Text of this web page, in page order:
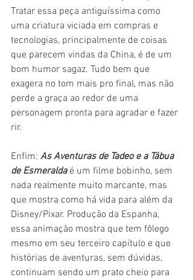
Tratar essa peça antiguíssima como
uma criatura viciada em compras e
tecnologias, principalmente de coisas
que parecem vindas da China, é de um
bom humor sagaz. Tudo bem que
exagera no tom mais pro final, mas não
perde a graça ao redor de uma
personagem pronta para agradar e fazer
rir.
Enfim: As Aventuras de Tadeo e a Tábua
de Esmeralda é um filme bobinho, sem
nada realmente muito marcante, mas
que mostra como há vida para além da
Disney/Pixar. Produção da Espanha,
essa animação mostra que tem fôlego
mesmo em seu terceiro capítulo e que
histórias de aventuras, sem dúvidas,
continuam sendo um prato cheio para